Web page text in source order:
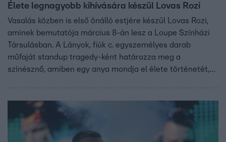
Élete legnagyobb kihívására készül Lovas Rozi
Vasalás közben is első önálló estjére készül Lovas Rozi,
aminek bemutatója március 8-án lesz a Loupe Színházi
Társulásban. A Lányok, fiúk c. egyszemélyes darab
műfaját standup tragedy-ként határozza meg a
színésznő, amiben egy anya mondja el élete történetét,